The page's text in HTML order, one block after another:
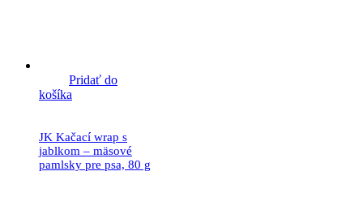
Pridať do
košíka
JK Kačací wrap s
jablkom – mäsové
pamlsky pre psa, 80 g